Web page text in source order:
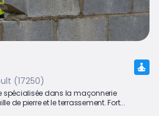
(17250)
spécialisée dans la maçonnerie
de pierre et le terrassement. Fort...